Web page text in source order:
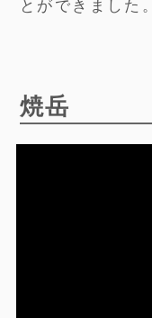
とができました。
焼岳